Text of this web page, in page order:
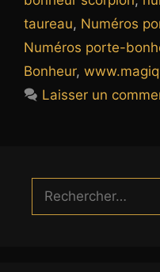
taureau, Numéros
Numéros porte-
Bonheur,
Laisser un
Rechercher :